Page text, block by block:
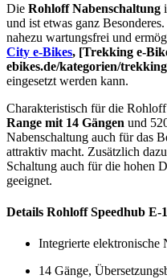
Die Rohloff Nabenschaltung
und ist etwas ganz
nahezu wartungsfrei und
City e-Bikes, [Trekking e-
ebikes.de/kategorien/
eingesetzt werden kann.
Charakteristisch für die
Range mit 14 Gängen und
Nabenschaltung auch für das
attraktiv macht. Zusätzlich
Schaltung auch für die hohen
geeignet.
Details Rohloff Speedhub E-
Integrierte elektronische
14 Gänge,